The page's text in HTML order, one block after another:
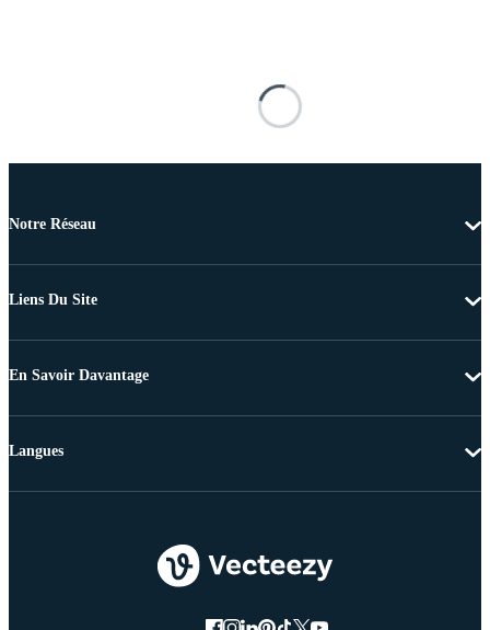
Notre Réseau
Liens Du Site
En Savoir Davantage
Langues